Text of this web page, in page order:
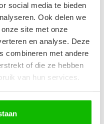
social media te bieden
Ook delen we
site met onze
en analyse. Deze
combineren met andere
of die ze hebben
van hun services.